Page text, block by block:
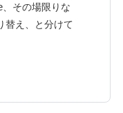
、その場限りな
替え、と分けて